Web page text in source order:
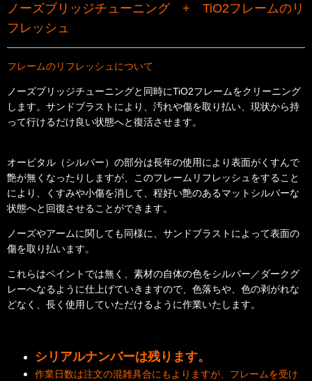
ノーズブリッジチューニング + TiO2フレームのリ
フレッシュ
フレームのリフレッシュについて
ノーズブリッジチューニングと同時にTiO2フレームをクリーニング
します。サンドブラストにより、汚れや傷を取り払い、現状から持
って行けるだけ良い状態へと復活させます。
オービタル（シルバー）の部分は長年の使用により表面がくすんで
艶が無くなったりしますが、このフレームリフレッシュをすること
により、くすみや小傷を消して、程好い艶のあるマットシルバーな
状態へと回復させることができます。
ノーズやアームに関しても同様に、サンドブラストによって表面の
傷を取り払います。
これらはペイントでは無く、素材の自体の色をシルバー／ダークグ
レーへなるように仕上げていきますので、色落ちや、色の剥がれな
どなく、長く使用していただけるように作業いたします。
シリアルナンバーは残ります。
作業日数は注文の混雑具合にもよりますが、フレームを受け